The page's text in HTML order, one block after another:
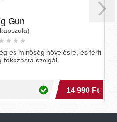
minőség növelésre, és férfi
szolgál.
14 990 Ft